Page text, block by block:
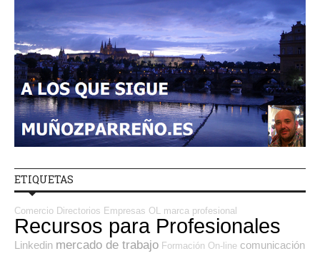
ETIQUETAS
Comercio Directorios Empresas OL marca profesional
Recursos para Profesionales
Linkedin mercado de trabajo Formación On-line comunicación